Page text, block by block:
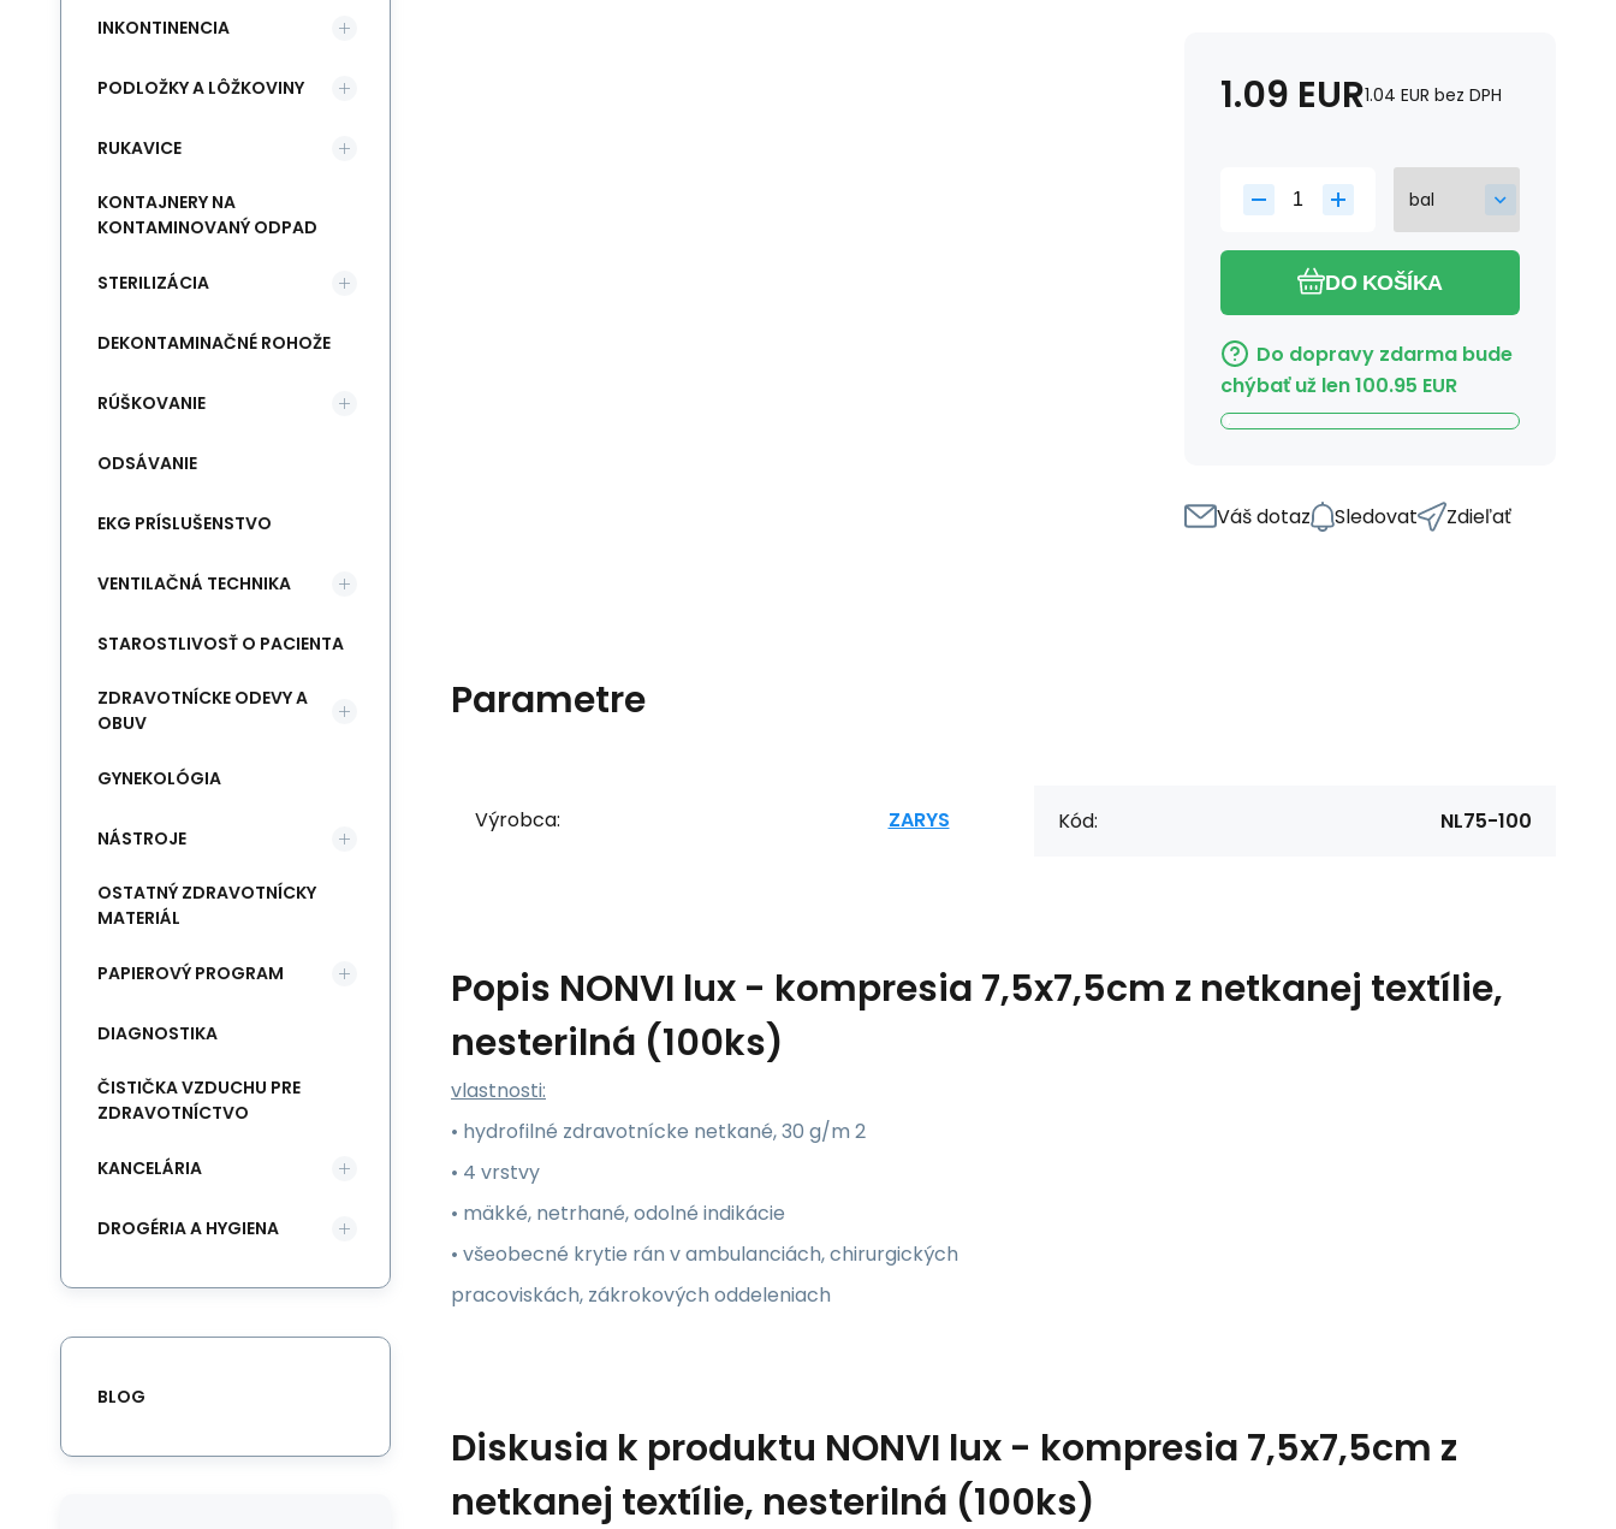
1.09 EUR1.04 EUR bez DPH
DO KOŠÍKA
Do dopravy zdarma bude
chýbať už len100.95 EUR
Váš dotaz Sledovat Zdieľať
Parametre
Výrobca: ZARYS Kód: NL75-100
Popis NONVI lux - kompresia 7,5x7,5cm z netkanej textílie,
nesterilná (100ks)
vlastnosti:
• hydrofilné zdravotnícke netkané, 30 g/m 2
• 4 vrstvy
• mäkké, netrhané, odolné indikácie
• všeobecné krytie rán v ambulanciách, chirurgických
pracoviskách, zákrokových oddeleniach
Diskusia k produktu NONVI lux - kompresia 7,5x7,5cm z
netkanej textílie, nesterilná (100ks)
INKONTINENCIA
PODLOŽKY A LÔŽKOVINY
RUKAVICE
KONTAJNERY NA
KONTAMINOVANÝ ODPAD
STERILIZÁCIA
DEKONTAMINAČNÉ ROHOŽE
RÚŠKOVANIE
ODSÁVANIE
EKG PRÍSLUŠENSTVO
VENTILAČNÁ TECHNIKA
STAROSTLIVOSŤ O PACIENTA
ZDRAVOTNÍCKE ODEVY A
OBUV
GYNEKOLÓGIA
NÁSTROJE
OSTATNÝ ZDRAVOTNÍCKY
MATERIÁL
PAPIEROVÝ PROGRAM
DIAGNOSTIKA
ČISTIČKA VZDUCHU PRE
ZDRAVOTNÍCTVO
KANCELÁRIA
DROGÉRIA A HYGIENA
BLOG